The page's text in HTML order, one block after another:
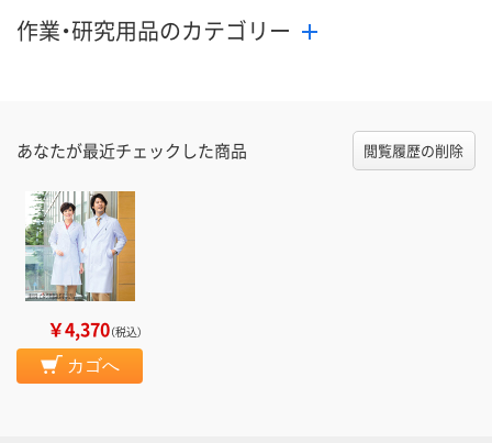
作業・研究用品のカテゴリー
あなたが最近チェックした商品 閲覧履歴の削除
￥4,370（税込）
カゴへ